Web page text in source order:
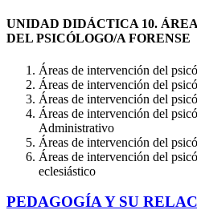
UNIDAD DIDÁCTICA 10.
DEL PSICÓLOGO/A FORENSE
Áreas de intervención del
Áreas de intervención del
Áreas de intervención del
Áreas de intervención del
Administrativo
Áreas de intervención del
Áreas de intervención del
eclesiástico
PEDAGOGÍA Y SU